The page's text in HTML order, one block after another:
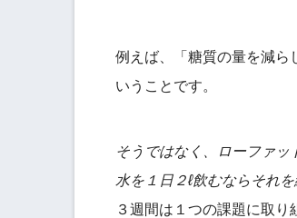
例えば、「糖質の量を減ら
いうことです。
そうではなく、ローファッ
水を１日２ℓ飲むならそれを
３週間は１つの課題に取り